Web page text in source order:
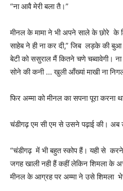
“ना आवै मेरी बला तै।”
मीनल के मामा ने भी अपने साले के छोरे के
साहेब ने ही ना कर दी,” जिब लड़के की
बेटी को ससुराल मैं कितने चणे चब्वावेगी।
सोने की कनी … खुली आँख्यां माखी ना
फिर अम्मा को मीनल का सपना पूरा करना
चंडीगढ़ एम सी एम से उसने पढ़ाई की। अब
“चंडीगढ़ में भी बहुत स्कोप हैं। यही से
जगह खाली नही हैं कहीं लेकिन शिमला के
मीनल के आग्रह पर अम्मा ने उसे शिमला